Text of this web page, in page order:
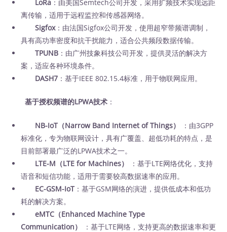
LoRa ：由美国Semtech公司开发，采用扩频技术实现远距
离传输，适用于远程监控和传感器网络。
Sigfox：由法国Sigfox公司开发，使用超窄带频谱调制，
具有高功率密度和抗干扰能力，适合公共频段数据传输。
TPUNB ：由广州技象科技公司开发，提供灵活的解决方
案，适应各种环境条件。
DASH7 ：基于IEEE 802.15.4标准，用于物联网应用。
基于授权频谱的LPWA技术 ：
NB-IoT（Narrow Band Internet of Things）
：由3GPP
标准化，专为物联网设计，具有广覆盖、超低功耗的特点，是
目前部署最广泛的LPWA技术之一。
LTE-M（LTE for Machines）
：基于LTE网络优化，支持
语音和短信功能，适用于需要较高数据速率的应用。
EC-GSM-IoT ：基于GSM网络的演进，提供低成本和低功
耗的解决方案。
eMTC（Enhanced Machine Type
Communication）
：基于LTE网络，支持更高的数据速率和更